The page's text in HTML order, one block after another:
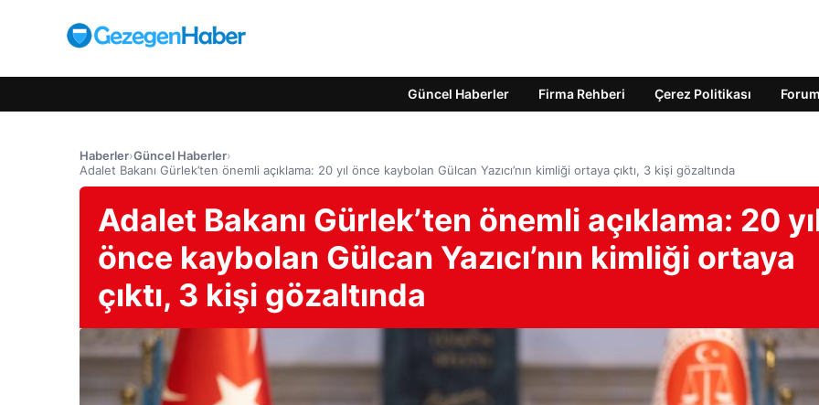
Güncel Haberler Firma Rehberi Çerez Politikası Forum
Haberler›Güncel Haberler›
Adalet Bakanı Gürlek’ten önemli açıklama: 20 yıl önce kaybolan Gülcan Yazıcı’nın kimliği ortaya çıktı, 3 kişi gözaltında
Adalet Bakanı Gürlek’ten önemli açıklama: 20
önce kaybolan Gülcan Yazıcı’nın kimliği ortaya
çıktı, 3 kişi gözaltında